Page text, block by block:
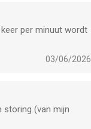
per minuut wordt
03/06/2026
storing (van mijn